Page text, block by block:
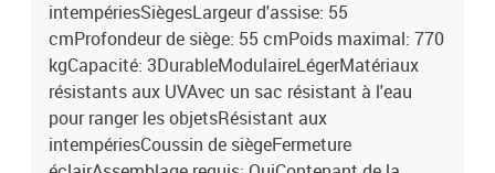
intempériesSiègesLargeur d'assise: 55
cmProfondeur de siège: 55 cmPoids maximal: 770
kgCapacité: 3DurableModulaireLégerMatériaux
résistants aux UVAvec un sac résistant à l'eau
pour ranger les objetsRésistant aux
intempériesCoussin de siègeFermeture